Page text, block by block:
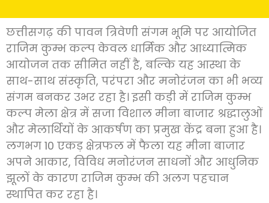
छत्तीसगढ़ की पावन त्रिवेणी संगम भूमि पर आयोजित
राजिम कुम्भ कल्प केवल धार्मिक और आध्यात्मिक
आयोजन तक सीमित नहीं है, बल्कि यह आस्था के
साथ-साथ संस्कृति, परंपरा और मनोरंजन का भी भव्य
संगम बनकर उभर रहा है। इसी कड़ी में राजिम कुम्भ
कल्प मेला क्षेत्र में सजा विशाल मीना बाजार श्रद्धालुओं
और मेलार्थियों के आकर्षण का प्रमुख केंद्र बना हुआ है।
लगभग 10 एकड़ क्षेत्रफल में फैला यह मीना बाजार
अपने आकार, विविध मनोरंजन साधनों और आधुनिक
झूलों के कारण राजिम कुम्भ की अलग पहचान
स्थापित कर रहा है।